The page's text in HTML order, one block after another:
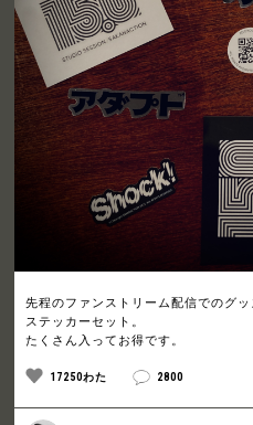
先程のファンストリーム配信でのグッ
ステッカーセット。
たくさん入ってお得です。
17250わた 2800